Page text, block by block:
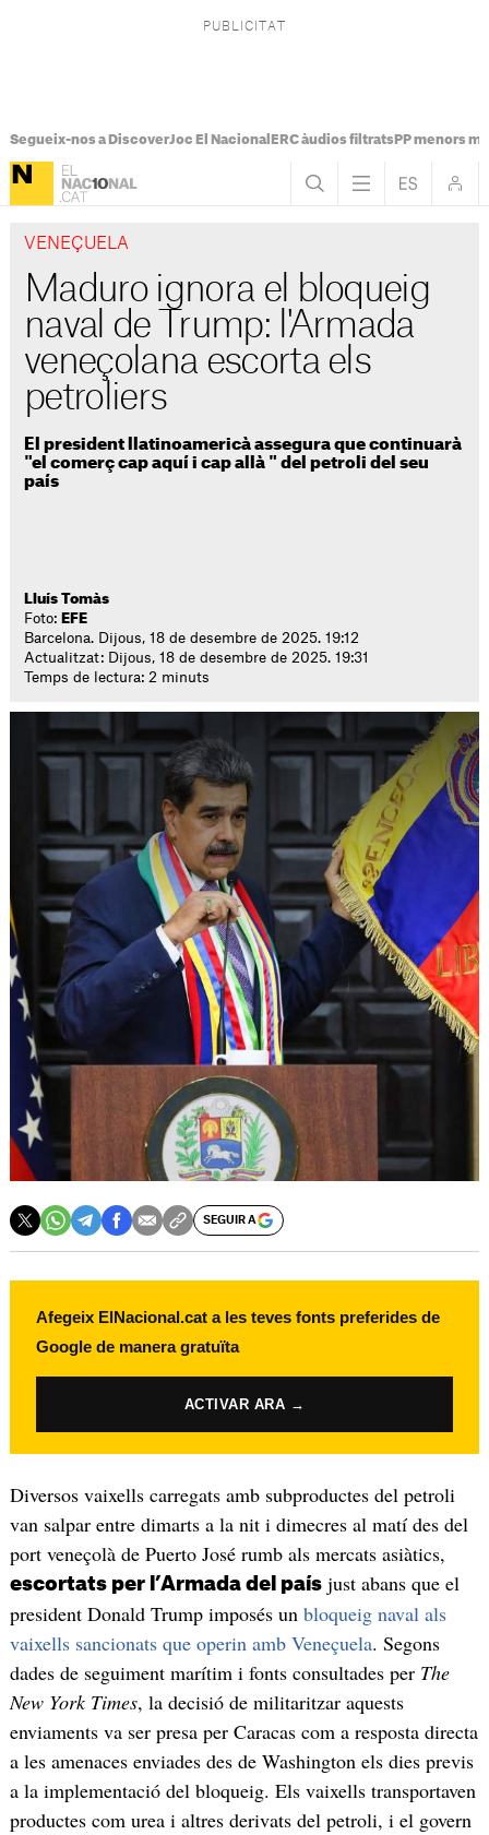
Segueix-nos a DiscoverJoc El Nacional ERC àudios filtratsPP menors
VENEÇUELA
Maduro ignora el bloqueig
naval de Trump: l'Armada
veneçolana escorta els
petroliers
El president llatinoamericà assegura que continuarà
"el comerç cap aquí i cap allà " del petroli del seu
país
Lluís Tomàs
Foto: EFE
Barcelona. Dijous, 18 de desembre de 2025. 19:12
Actualitzat: Dijous, 18 de desembre de 2025. 19:31
Temps de lectura: 2 minuts
SEGUIR A
Afegeix ElNacional.cat a les teves fonts preferides de
Google de manera gratuïta
ACTIVAR ARA →
Diversos vaixells carregats amb subproductes del petroli
van salpar entre dimarts a la nit i dimecres al matí des del
port veneçolà de Puerto José rumb als mercats asiàtics,
escortats per l’Armada del paísjust abans que el
president Donald Trump imposés un bloqueig naval als
vaixells sancionats que operin amb Veneçuela. Segons
dades de seguiment marítim i fonts consultades per The
New York Times, la decisió de militaritzar aquests
enviaments va ser presa per Caracas com a resposta directa
a les amenaces enviades des de Washington els dies previs
a la implementació del bloqueig. Els vaixells transportaven
productes com urea i altres derivats del petroli, i el govern